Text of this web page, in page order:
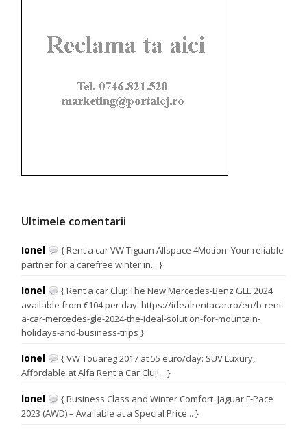
Ultimele comentarii
Ionel
{ Rent a car VW Tiguan Allspace 4Motion: Your reliable
partner for a carefree winter in... }
Ionel
{ Rent a car Cluj: The New Mercedes-Benz GLE 2024
available from €104 per day. https://idealrentacar.ro/en/b-rent-
a-car-mercedes-gle-2024-the-ideal-solution-for-mountain-
holidays-and-business-trips }
Ionel
{ VW Touareg 2017 at 55 euro/day: SUV Luxury,
Affordable at Alfa Rent a Car Cluj!... }
Ionel
{ Business Class and Winter Comfort: Jaguar F-Pace
2023 (AWD) – Available at a Special Price... }